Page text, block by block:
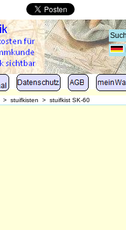
> stuifkisten > stuifkist SK-60